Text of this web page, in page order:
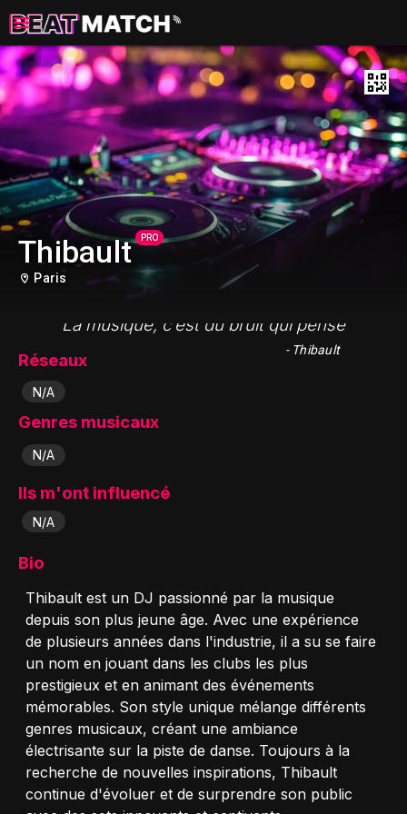
Thibault PRO
Paris
"La musique, c’est du bruit qui pense"
- Thibault
Réseaux
N/A
Genres musicaux
N/A
Ils m'ont influencé
N/A
Bio
Thibault est un DJ passionné par la musique
depuis son plus jeune âge. Avec une expérience
de plusieurs années dans l'industrie, il a su se faire
un nom en jouant dans les clubs les plus
prestigieux et en animant des événements
mémorables. Son style unique mélange différents
genres musicaux, créant une ambiance
électrisante sur la piste de danse. Toujours à la
recherche de nouvelles inspirations, Thibault
continue d'évoluer et de surprendre son public